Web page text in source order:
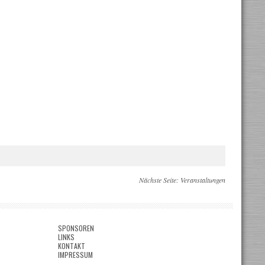
Nächste Seite: Veranstaltungen
SPONSOREN
LINKS
KONTAKT
IMPRESSUM